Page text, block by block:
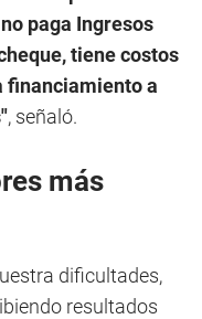
paga Ingresos
tiene costos
financiamiento a
, señaló.
más
dificultades,
resultados